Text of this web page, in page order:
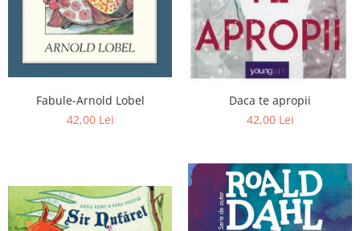
Fabule-Arnold Lobel
42,00 Lei
Daca te apropii
42,00 Lei